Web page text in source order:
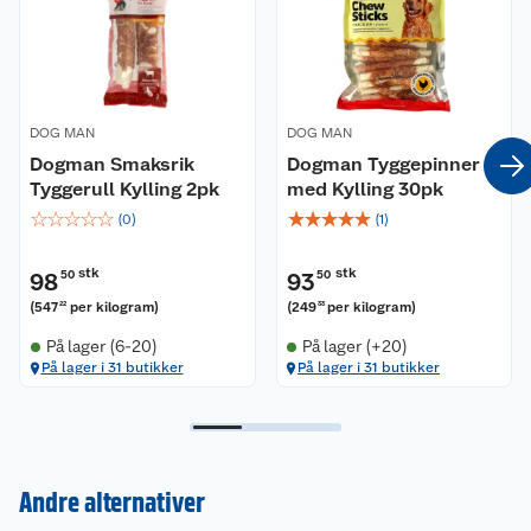
DOG MAN
Dogman Smaksrik
Tyggerull Kylling 2pk
☆☆☆☆☆ (0)
9850 stk
(54722 per kilogram)
På lager (6-20)
På lager i 31 butikker
DOG MAN
Dogman Tyggepinner
med Kylling 30pk
☆☆☆☆☆ (1)
93 50 stk
(249 33 per kilogram)
På lager (+20)
På lager i 31 butikker
Andre alternativer
Om oss
Kontakt oss